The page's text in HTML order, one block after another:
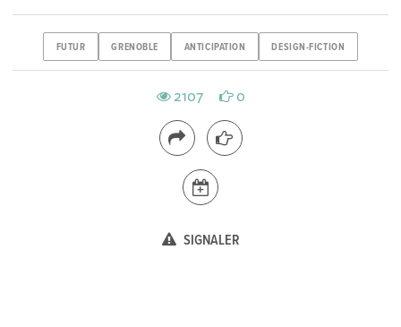
FUTUR GRENOBLE ANTICIPATION DESIGN-FICTION
2107 0
SIGNALER